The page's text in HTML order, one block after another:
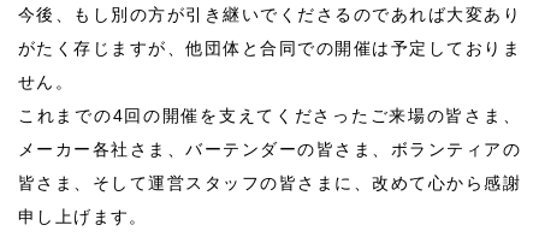
今後、もし別の方が引き継いでくださるのであれば大変あり
がたく存じますが、他団体と合同での開催は予定しておりま
せん。
これまでの4回の開催を支えてくださったご来場の皆さま、
メーカー各社さま、バーテンダーの皆さま、ボランティアの
皆さま、そして運営スタッフの皆さまに、改めて心から感謝
申し上げます。